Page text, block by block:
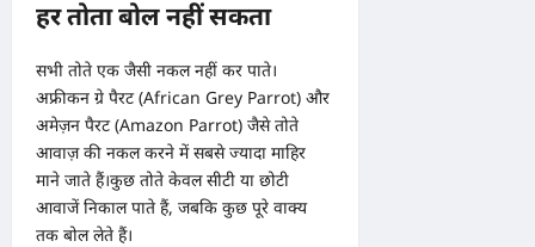
हर तोता बोल नहीं सकता
सभी तोते एक जैसी नकल नहीं कर पाते।
अफ्रीकन ग्रे पैरट (African Grey Parrot) और
अमेज़न पैरट (Amazon Parrot) जैसे तोते
आवाज़ की नकल करने में सबसे ज्यादा माहिर
माने जाते हैं।कुछ तोते केवल सीटी या छोटी
आवाजें निकाल पाते हैं, जबकि कुछ पूरे वाक्य
तक बोल लेते हैं।